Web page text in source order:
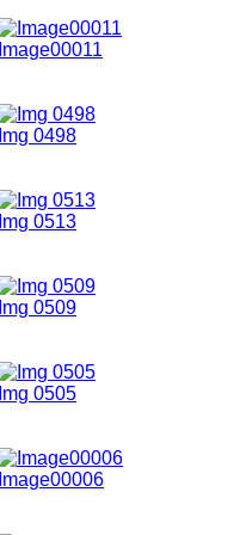
0498
0513
0509
0505